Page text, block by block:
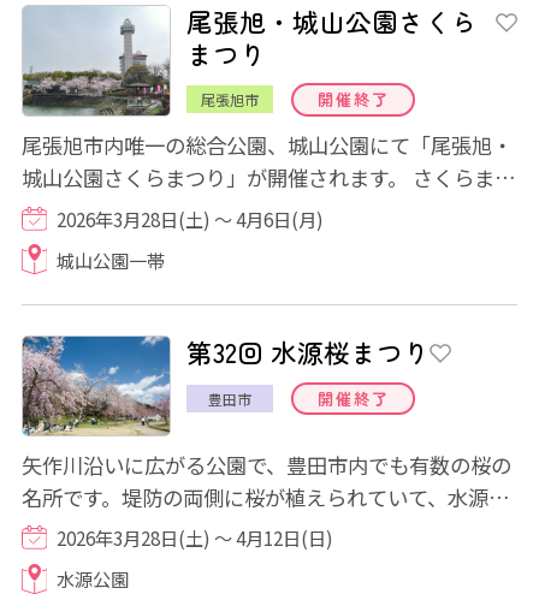
尾張旭・城山公園さくら
まつり
尾張旭市 開催終了
尾張旭市内唯一の総合公園、城山公園にて「尾張旭・
城山公園さくらまつり」が開催されます。 さくらまつ
り期間中会場内をライトアップします。桜...
2026年3月28日(土) ～ 4月6日(月)
城山公園一帯
第32回 水源桜まつり
豊田市 開催終了
矢作川沿いに広がる公園で、豊田市内でも有数の桜の
名所です。堤防の両側に桜が植えられていて、水源公
園桜並木にて「桜のトンネル」を楽しむこと...
2026年3月28日(土) ～ 4月12日(日)
水源公園